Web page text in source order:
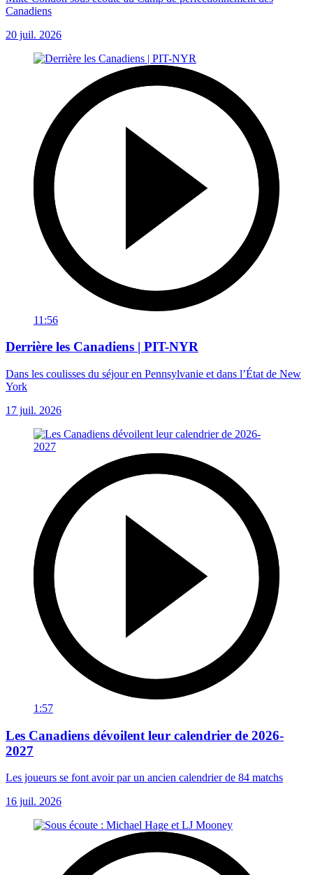
Canadiens
20 juil. 2026
11:56
Derrière les Canadiens | PIT-NYR
Dans les coulisses du séjour en Pennsylvanie et dans l’État de New
York
17 juil. 2026
1:57
Les Canadiens dévoilent leur calendrier de 2026-
2027
Les joueurs se font avoir par un ancien calendrier de 84 matchs
16 juil. 2026